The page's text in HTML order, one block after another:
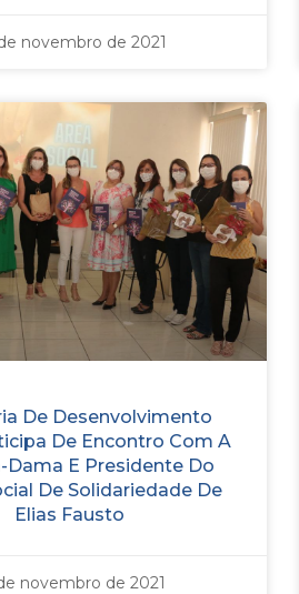
novembro de 2021
De Desenvolvimento
De Encontro Com A
Dama E Presidente Do
De Solidariedade De
Elias Fausto
novembro de 2021